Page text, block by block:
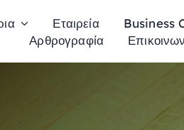
Εταιρεία
Business
Αρθρογραφία